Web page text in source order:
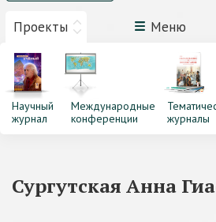
Проекты Меню
Научный
журнал
Международные
конференции
журналы
Сургутская Анна